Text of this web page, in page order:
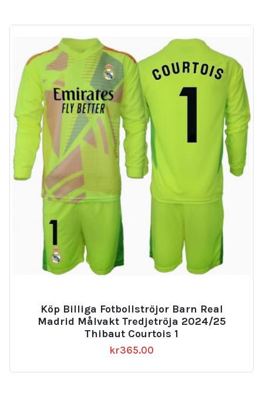
Köp Billiga Fotbollströjor Barn Real
Madrid Målvakt Tredjetröja 2024/25
Thibaut Courtois 1
kr365.00